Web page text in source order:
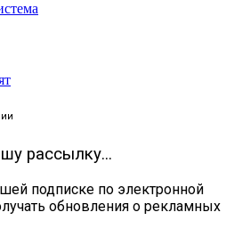
рассылку...
подписке по электронной
обновления о рекламных